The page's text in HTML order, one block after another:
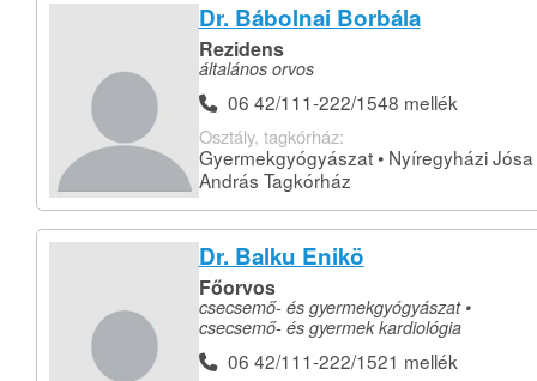
Dr. Bábolnai Borbála
Rezidens
általános orvos
06 42/111-222/1548 mellék
Osztály, tagkórház:
Gyermekgyógyászat • Nyíregyházi Jósa
András Tagkórház
Dr. Balku Enikö
Főorvos
csecsemő- és gyermekgyógyászat •
csecsemő- és gyermek kardiológia
06 42/111-222/1521 mellék